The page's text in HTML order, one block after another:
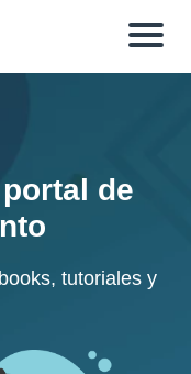
Toggle
portal de
tutoriales y